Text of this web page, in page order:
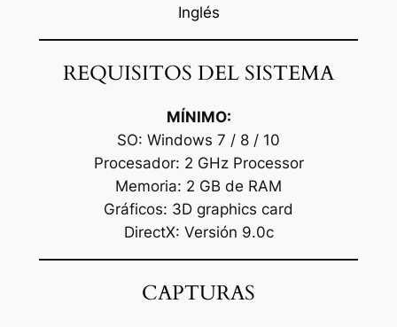
Inglés
REQUISITOS DEL SISTEMA
MÍNIMO:
SO: Windows 7 / 8 / 10
Procesador: 2 GHz Processor
Memoria: 2 GB de RAM
Gráficos: 3D graphics card
DirectX: Versión 9.0c
CAPTURAS